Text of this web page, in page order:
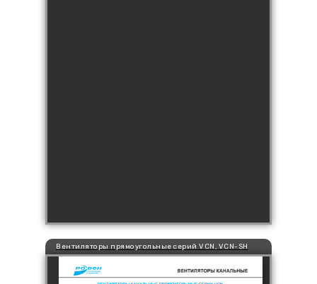
Вентиляторы прямоугольные серий VCN, VCN-SH